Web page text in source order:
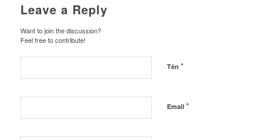
Leave a Reply
Want to join the discussion?
Feel free to contribute!
Tên *
Email *